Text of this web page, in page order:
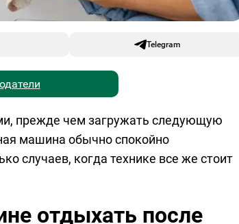
Telegram
прежде чем загружать следующую
машина обычно спокойно
случаев, когда технике все же стоит
отдыхать после